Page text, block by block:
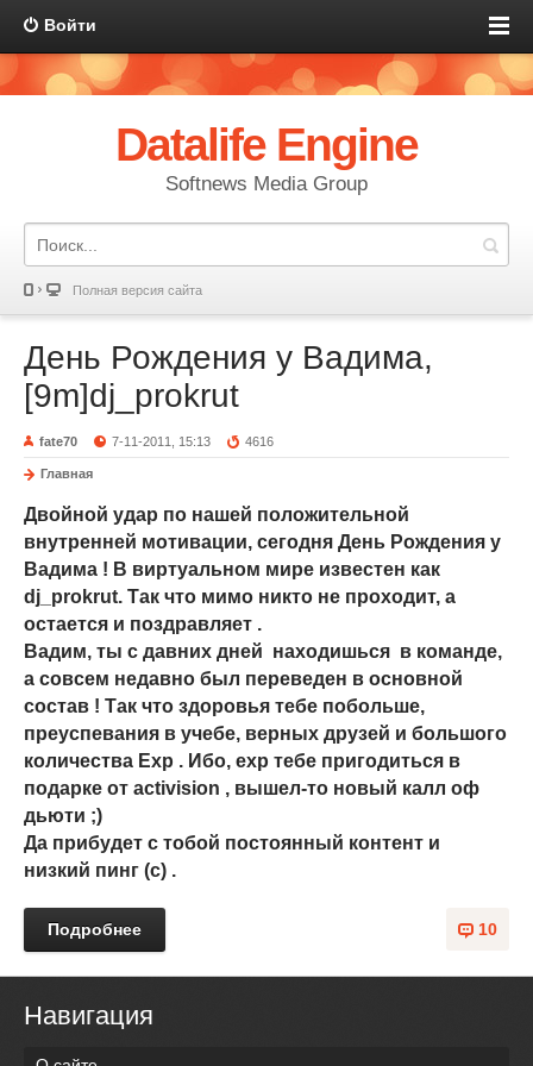
Войти
Datalife Engine
Softnews Media Group
Полная версия сайта
День Рождения у Вадима,
[9m]dj_prokrut
fate70 7-11-2011, 15:13 4616
Главная
Двойной удар по нашей положительной
внутренней мотивации, сегодня День Рождения у
Вадима ! В виртуальном мире известен как
dj_prokrut. Так что мимо никто не проходит, а
остается и поздравляет .
Вадим, ты с давних дней находишься в команде,
а совсем недавно был переведен в основной
состав ! Так что здоровья тебе побольше,
преуспевания в учебе, верных друзей и большого
количества Exp . Ибо, exp тебе пригодиться в
подарке от activision , вышел-то новый калл оф
дьюти ;)
Да прибудет с тобой постоянный контент и
низкий пинг (с) .
10
Подробнее
Навигация